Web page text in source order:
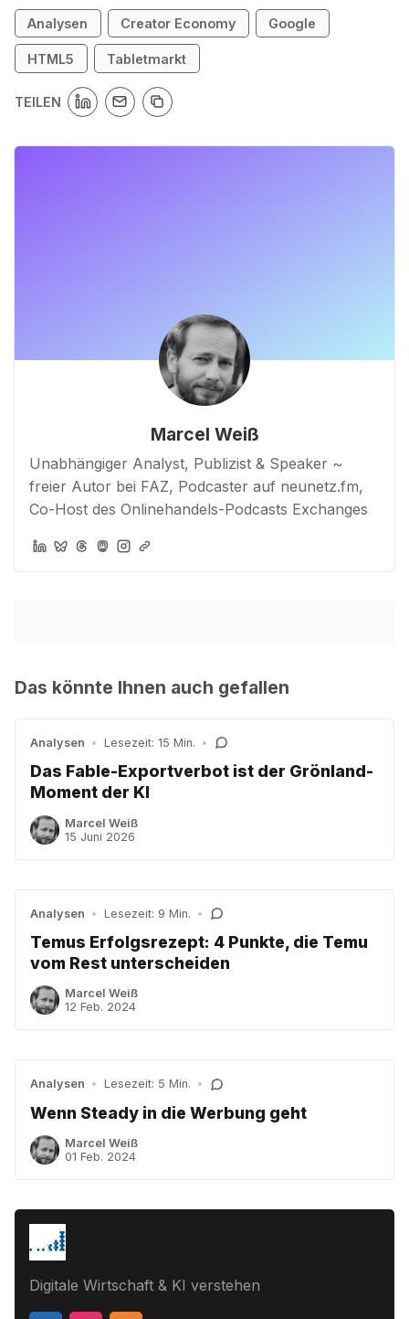
Analysen Creator Economy Google
HTML5 Tabletmarkt
TEILEN
Marcel Weiß
Unabhängiger Analyst, Publizist & Speaker ~
freier Autor bei FAZ, Podcaster auf neunetz.fm,
Co-Host des Onlinehandels-Podcasts Exchanges
Das könnte Ihnen auch gefallen
Analysen • Lesezeit: 15 Min. •
Das Fable-Exportverbot ist der Grönland-
Moment der KI
Marcel Weiß
15 Juni 2026
Analysen • Lesezeit: 9 Min. •
Temus Erfolgsrezept: 4 Punkte, die Temu
vom Rest unterscheiden
Marcel Weiß
12 Feb. 2024
Analysen • Lesezeit: 5 Min. •
Wenn Steady in die Werbung geht
Marcel Weiß
01 Feb. 2024
Digitale Wirtschaft & KI verstehen